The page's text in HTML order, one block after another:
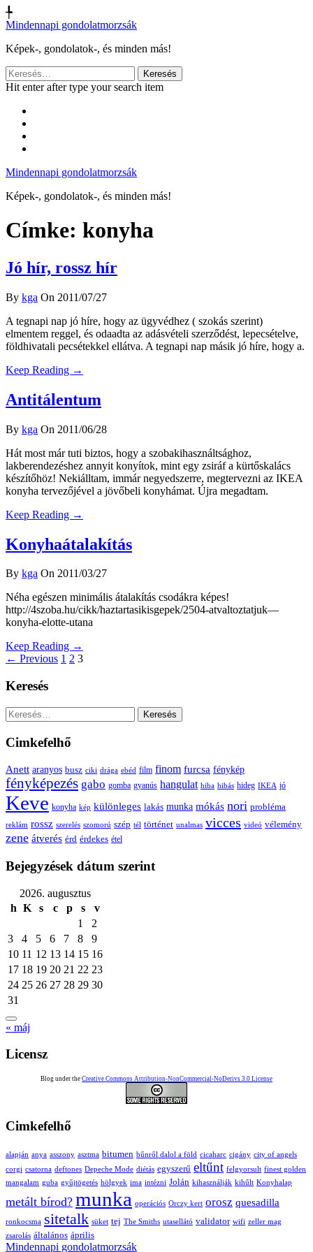
╄
Mindennapi gondolatmorzsák
Képek-, gondolatok-, és minden más!
Keresés:
Hit enter after type your search item
Mindennapi gondolatmorzsák
Képek-, gondolatok-, és minden más!
Címke: konyha
Jó hír, rossz hír
By kga On 2011/07/27
A tegnapi nap jó híre, hogy az ügyvédhez ( szokás szerint)
elmentem reggel, és odaadta az adásvételi szerződést, lepecsételve,
földhivatali pecsétekkel ellátva. A tegnapi nap másik jó híre, hogy a.
Keep Reading →
Antitálentum
By kga On 2011/06/28
Hát most már tuti biztos, hogy a szobakihasználtsághoz,
lakberendezéshez annyit konyítok, mint egy zsiráf a kürtőskalács
készítőhöz! Nekiálltam, immár negyedszerre, megtervezni az IKEA
konyha tervezőjével a jövőbeli konyhámat. Újra megadtam.
Keep Reading →
Konyhaátalakítás
By kga On 2011/03/27
Néha egészen minimális átalakítás csodákra képes!
http://4szoba.hu/cikk/haztartasikisgepek/2504-atvaltoztatjuk—
konyha-elotte-utana
Keep Reading →
← Previous 1 2 3
Keresés
Keresés:
Cimkefelhő
Anett aranyos busz ciki drága ebéd film finom furcsa fénykép
fényképezés gabo gomba gyanús hangulat hiba hibás hideg IKEA jó
Keve konyha kép különleges lakás munka mókás nori probléma
reklám rossz szerelés szomorú szép tél történet unalmas vicces videó vélemény
zene átverés érd érdekes étel
Bejegyzések dátum szerint
2026. augusztus
h K s c p s
v
1
2
3
4 5 6 7 8
9
10 11 12 13 14 15 16
17 18 19 20 21 22 23
24 25 26 27 28 29 30
31
« máj
Licensz
Blog under the Creative Commons Attribution-NonCommercial-NoDerivs 3.0 License
Cimkefelhő
alapján anya asszony asztma bitumen bűnről dalol a föld cicaharc cigány city of angels
corgi csatorna deftones Depeche Mode diétás egyszerű eltűnt felgyorsult finest golden
mangalam guba gyűjtögetés hölgyek ima intézni Jolán kihasználják kihűlt Konyhalap
metált bírod? munka operációs Orczy kert orosz quesadilla
ronkocsma sitetalk süket tej The Smiths utasellátó validator wifi zeller mag
zsarolás általános április
Mindennapi gondolatmorzsák